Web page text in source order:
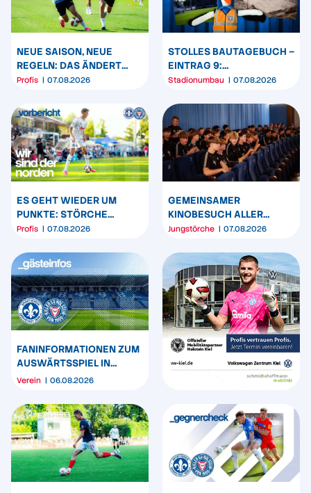
NEUE SAISON, NEUE
REGELN: DAS ÄNDERT
SICH ZUM START DER 2.
Profis 07.08.2026
STOLLES BAUTAGEBUCH –
EINTRAG 9:
TIEFENSONDIERUNG UND
Stadionumbau 07.08.2026
ES GEHT WIEDER UM
PUNKTE: STÖRCHE
STARTEN IN DARMSTADT
Profis 07.08.2026
GEMEINSAMER
KINOBESUCH ALLER
NACHWUCHSTEAMS DER
Jungstörche 07.08.2026
FANINFORMATIONEN ZUM
AUSWÄRTSSPIEL IN
DARMSTADT
Verein 06.08.2026